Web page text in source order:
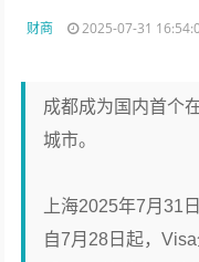
财商 2025-07-31
成都成为国内首个
城市。
上海2025年7月31
自7月28日起，